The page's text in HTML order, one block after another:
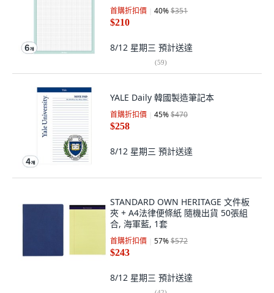
首購折扣價 40%$351
$210
8/12 星期三 預計送達
(59)
YALE Daily 韓國製造筆記本
首購折扣價 45%$470
$258
8/12 星期三 預計送達
STANDARD OWN HERITAGE 文件板
夾 + A4法律便條紙 隨機出貨 50張組
合, 海軍藍, 1套
首購折扣價 57%$572
$243
8/12 星期三 預計送達